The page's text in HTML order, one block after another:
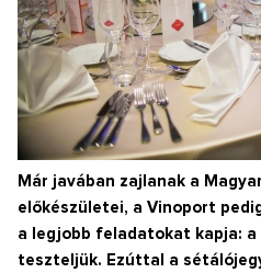
Már javában zajlanak a
előkészületei, a Vinoport
a legjobb feladatokat kapja:
teszteljük. Ezúttal a